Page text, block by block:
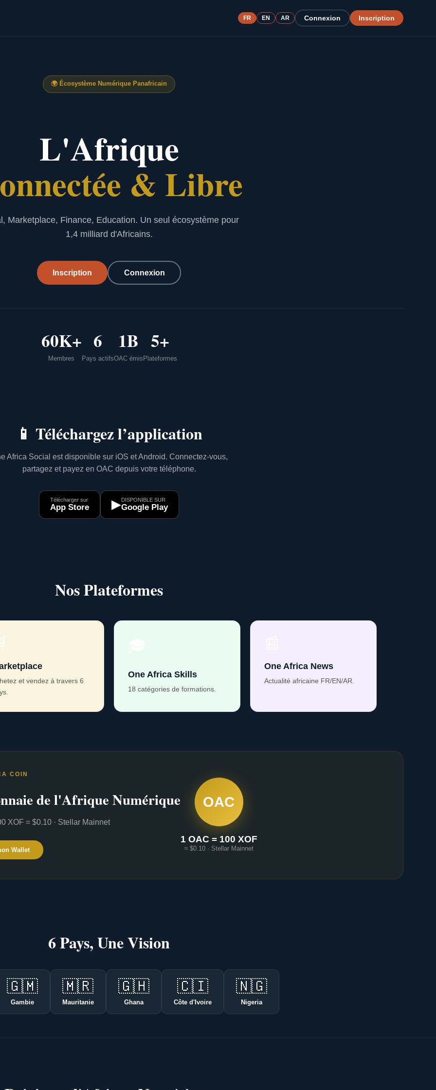
FR EN AR Connexion Inscription
🌍 Écosystème Numérique Panafricain
L'Afrique
& Libre
Marketplace, Finance, Education. Un seul écosystème pour
1,4 milliard d'Africains.
Inscription Connexion
60K+
Membres
6
Pays actifs
1B
OAC émis
5+
Plateformes
📱 Téléchargez l’application
Africa Social est disponible sur iOS et Android. Connectez-vous,
partagez et payez en OAC depuis votre téléphone.
Télécharger sur
App Store ▶DISPONIBLE SUR
Google Play
Nos Plateformes
et vendez à travers 6
One Africa Skills
18 catégories de formations.
One Africa News
Actualité africaine FR/EN/AR.
COIN
de l'Afrique Numérique
XOF = $0.10 · Stellar Mainnet
Wallet
OAC
1 OAC = 100 XOF
≈ $0.10 · Stellar Mainnet
6 Pays, Une Vision
🇬🇲
Gambie
🇲🇷
Mauritanie
🇬🇭
Ghana
🇨🇮
Côte d'Ivoire
🇳🇬
Nigeria